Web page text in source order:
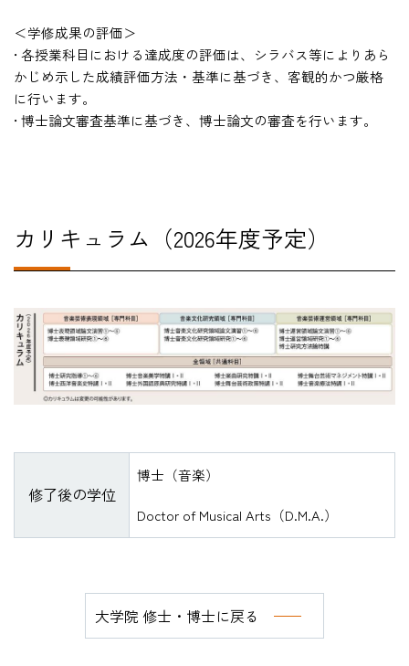
＜学修成果の評価＞
• 各授業科目における達成度の評価は、シラバス等によりあら
かじめ示した成績評価方法・基準に基づき、客観的かつ厳格
に行います。
• 博士論文審査基準に基づき、博士論文の審査を行います。
カリキュラム（2026年度予定）
修了後の学位
博士（音楽）
Doctor of Musical Arts（D.M.A.）
大学院 修士・博士に戻る